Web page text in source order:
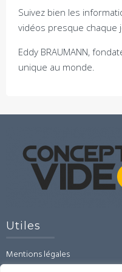
Suivez bien les
vidéos presque chaque
Eddy BRAUMANN,
unique au monde.
Utiles
Mentions légales
CGU-CGV-RGPD